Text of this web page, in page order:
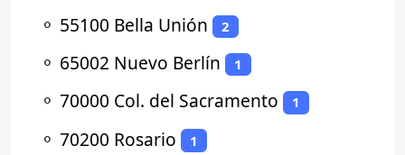
⚬ 55100 Bella Unión 2
⚬ 65002 Nuevo Berlín 1
⚬ 70000 Col. del Sacramento 1
⚬ 70200 Rosario 1